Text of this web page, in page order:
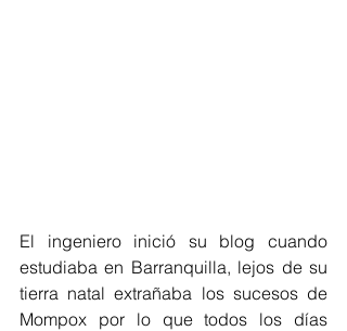
El ingeniero inició su blog cuando
estudiaba en Barranquilla, lejos de su
tierra natal extrañaba los sucesos de
Mompox por lo que todos los días